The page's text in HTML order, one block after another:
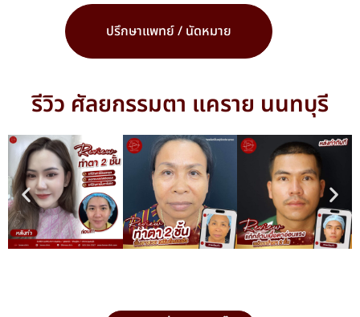
ปรึกษาแพทย์ / นัดหมาย
รีวิว ศัลยกรรมตา แคราย นนทบุรี